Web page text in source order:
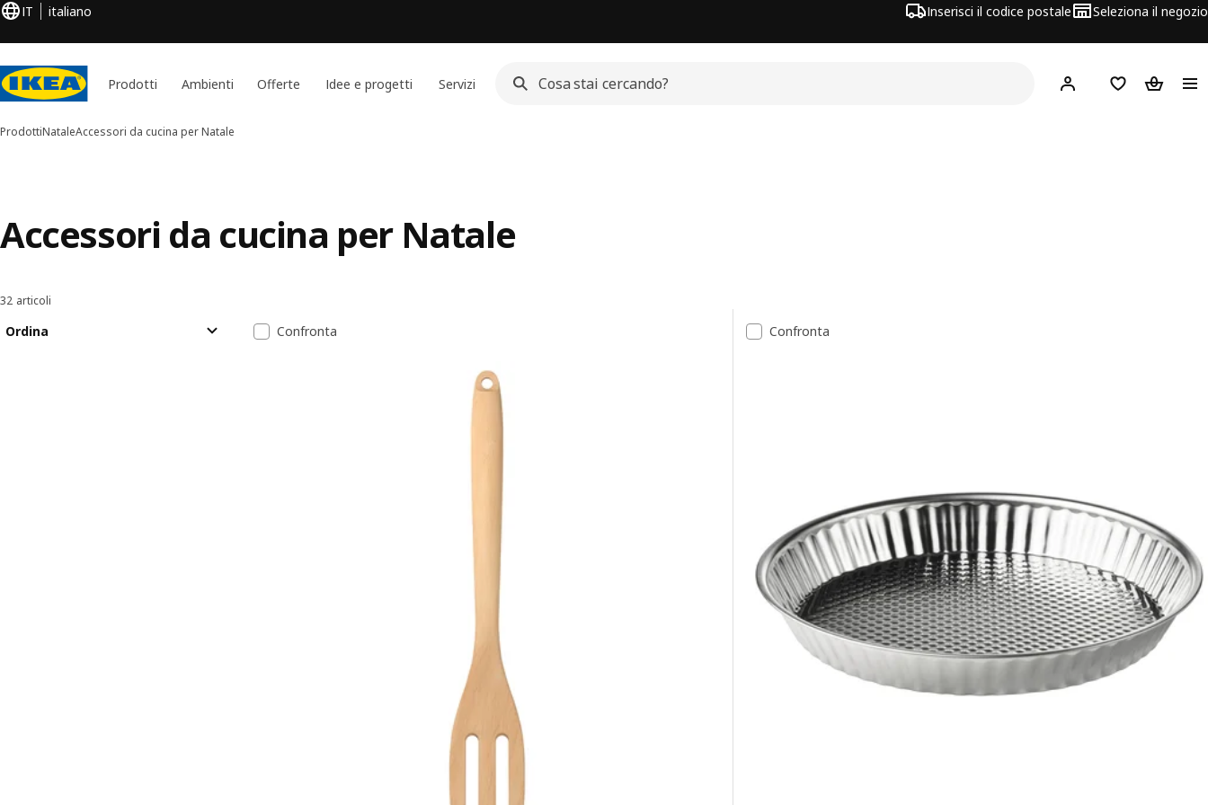
IT italiano Inserisci il codice postale Seleziona il negozio
Prodotti Ambienti Offerte Idee e progetti Servizi Hej! AccediLista deiCarrello
ProdottiNataleAccessori da cucina per Natale
Accessori da cucina per Natale
Ordina e filtra
32 articoli
Ordina Elenco dei risultati
Confronta Confronta